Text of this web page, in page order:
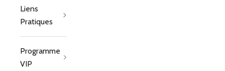
Liens
Pratiques
Programme
VIP